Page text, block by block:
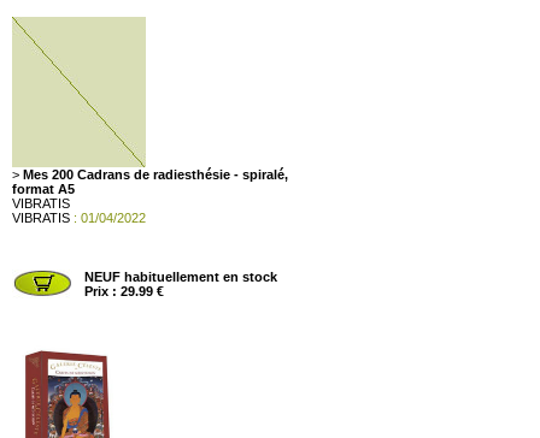
> Mes 200 Cadrans de radiesthésie - spiralé,
format A5
VIBRATIS
VIBRATIS : 01/04/2022
NEUF habituellement en stock
Prix : 29.99 €